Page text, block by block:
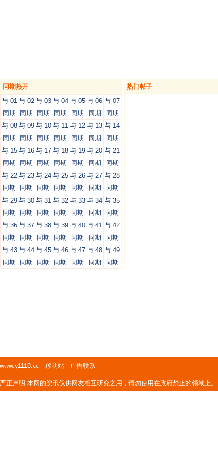
同期热开
与 01
同期
与 02
同期
与 03
同期
与 04
同期
与 05
同期
与 06
同期
与 07
同期
与 08
同期
与 09
同期
与 10
同期
与 11
同期
与 12
同期
与 13
同期
与 14
同期
与 15
同期
与 16
同期
与 17
同期
与 18
同期
与 19
同期
与 20
同期
与 21
同期
与 22
同期
与 23
同期
与 24
同期
与 25
同期
与 26
同期
与 27
同期
与 28
同期
与 29
同期
与 30
同期
与 31
同期
与 32
同期
与 33
同期
与 34
同期
与 35
同期
与 36
同期
与 37
同期
与 38
同期
与 39
同期
与 40
同期
与 41
同期
与 42
同期
与 43
同期
与 44
同期
与 45
同期
与 46
同期
与 47
同期
与 48
同期
与 49
同期
热门帖子
www.y1118.cc - 移动站 - 广告联系
严正声明:本网的资讯仅供网友相互研究之用，请勿使用在政府禁止的领域上。